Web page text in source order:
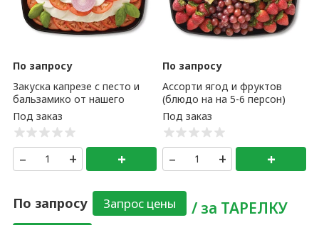
По запросу
Закуска капрезе с песто и
бальзамико от нашего
бренд-шефа FS (блюдо на 5-
6 персон)
– + +
По запросу
Ассорти ягод и фруктов
(блюдо на на 5-6 персон)
– + +
По запросу / за ТАРЕЛКУ